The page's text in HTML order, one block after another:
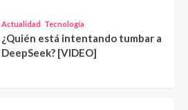
Actualidad Tecnología
¿Quién está intentando tumbar a
DeepSeek? [VIDEO]